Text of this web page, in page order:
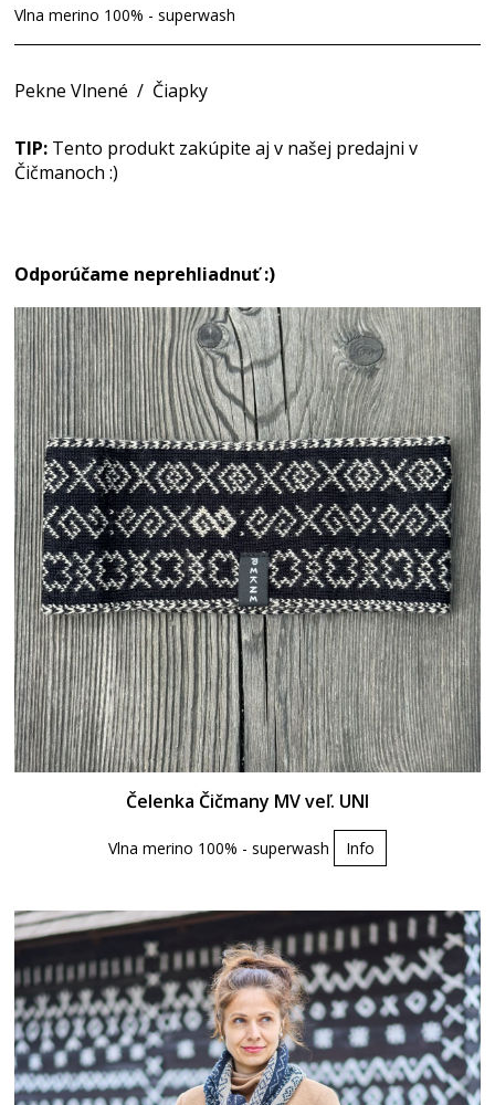
Vlna merino 100% - superwash
Pekne Vlnené / Čiapky
TIP: Tento produkt zakúpite aj v našej predajni v
Čičmanoch :)
Odporúčame neprehliadnuť :)
Čelenka Čičmany MV veľ. UNI
Vlna merino 100% - superwash Info